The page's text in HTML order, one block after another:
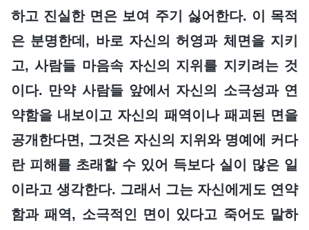
하고 진실한 면은 보여 주기 싫어한다. 이 목적
은 분명한데, 바로 자신의 허영과 체면을 지키
고, 사람들 마음속 자신의 지위를 지키려는 것
이다. 만약 사람들 앞에서 자신의 소극성과 연
약함을 내보이고 자신의 패역이나 패괴된 면을
공개한다면, 그것은 자신의 지위와 명예에 커다
란 피해를 초래할 수 있어 득보다 실이 많은 일
이라고 생각한다. 그래서 그는 자신에게도 연약
함과 패역, 소극적인 면이 있다고 죽어도 말하